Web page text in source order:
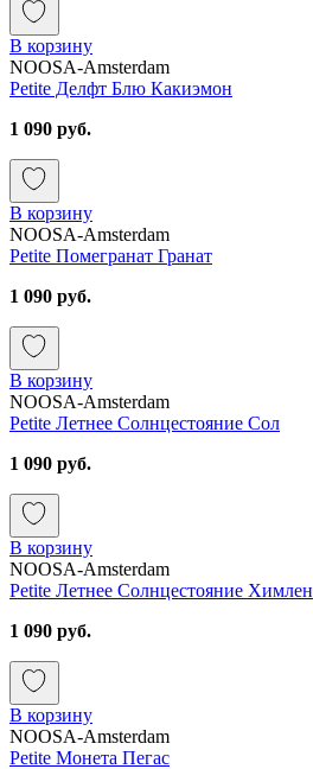
В корзину
NOOSA-Amsterdam
Petite Делфт Блю Какиэмон
1 090 руб.
В корзину
NOOSA-Amsterdam
Petite Помегранат Гранат
1 090 руб.
В корзину
NOOSA-Amsterdam
Petite Летнее Солнцестояние Сол
1 090 руб.
В корзину
NOOSA-Amsterdam
Petite Летнее Солнцестояние Химлен
1 090 руб.
В корзину
NOOSA-Amsterdam
Petite Монета Пегас